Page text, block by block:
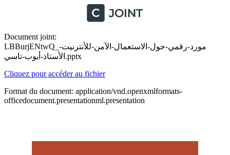
Document joint:
LBBurjENtwQ_مورد-رقمي-حول-الاستعمال-الآمن-للأنترنيت-
الأستاذ-أيوب-تاسي.pptx
Cliquez pour accéder au fichier
Format du document: application/vnd.openxmlformats-
officedocument.presentationml.presentation